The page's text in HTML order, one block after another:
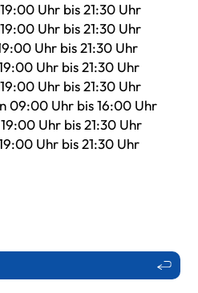
Uhr bis 21:30 Uhr
Uhr bis 21:30 Uhr
Uhr bis 21:30 Uhr
Uhr bis 21:30 Uhr
Uhr bis 21:30 Uhr
09:00 Uhr bis 16:00 Uhr
Uhr bis 21:30 Uhr
Uhr bis 21:30 Uhr